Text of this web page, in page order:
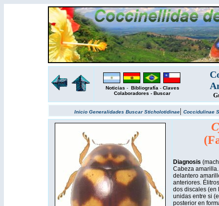
Noticias - Bibliografía - Claves
Colaboradores - Buscar
Inicio Generalidades BuscarSticholotidinae| Coccidulinae
Diagnosis
Cabeza
delantero
anteriores.
dos discales (en
unidas entre si
posterior en